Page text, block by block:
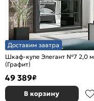
Доставим завтра
Шкаф-купе Элегант №7 2,0 м
(Графит)
49 389₽
В корзину